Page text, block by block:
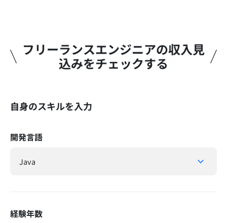
フリーランスエンジニアの収入見
込みをチェックする​
自身のスキルを入力
開発言語
経験年数